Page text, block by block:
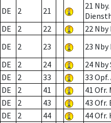
DE 2 21
21
DE
2 22 22
DE
2 23 23
DE
2 24 24
DE
2 33 33
DE
2 41 41 Ofr.
DE
2 43 43 Ofr.
DE
2 44 44 Ofr.